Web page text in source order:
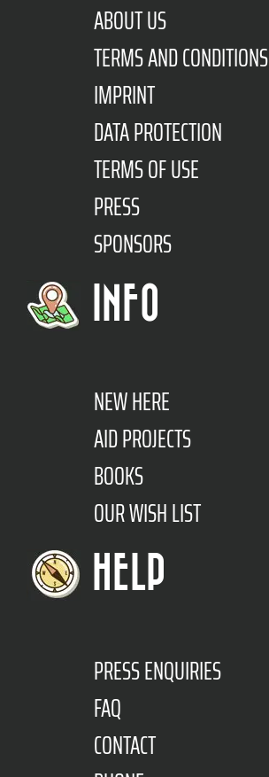
ABOUT US
TERMS AND CONDITIONS
IMPRINT
DATA PROTECTION
TERMS OF USE
PRESS
SPONSORS
INFO
NEW HERE
AID PROJECTS
BOOKS
OUR WISH LIST
HELP
PRESS ENQUIRIES
FAQ
CONTACT